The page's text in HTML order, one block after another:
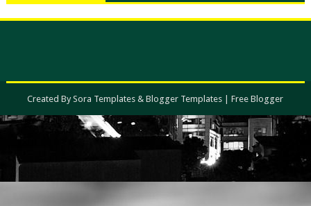
Created BySora Templates &Blogger Templates |Free Blogger
Templates